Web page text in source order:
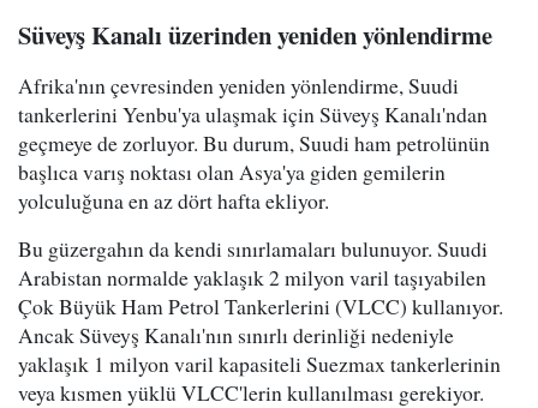
Süveyş Kanalı üzerinden yeniden yönlendirme
Afrika'nın çevresinden yeniden yönlendirme, Suudi
tankerlerini Yenbu'ya ulaşmak için Süveyş Kanalı'ndan
geçmeye de zorluyor. Bu durum, Suudi ham petrolünün
başlıca varış noktası olan Asya'ya giden gemilerin
yolculuğuna en az dört hafta ekliyor.
Bu güzergahın da kendi sınırlamaları bulunuyor. Suudi
Arabistan normalde yaklaşık 2 milyon varil taşıyabilen
Çok Büyük Ham Petrol Tankerlerini (VLCC) kullanıyor.
Ancak Süveyş Kanalı'nın sınırlı derinliği nedeniyle
yaklaşık 1 milyon varil kapasiteli Suezmax tankerlerinin
veya kısmen yüklü VLCC'lerin kullanılması gerekiyor.